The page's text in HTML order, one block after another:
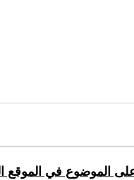
على الموضوع في الموقع